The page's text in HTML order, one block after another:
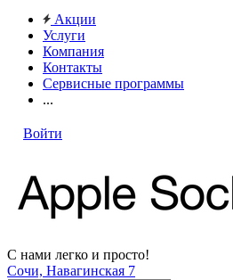
Акции
Услуги
Компания
Контакты
Сервисные программы
...
Войти
С нами легко и просто!
Сочи, Навагинская 7